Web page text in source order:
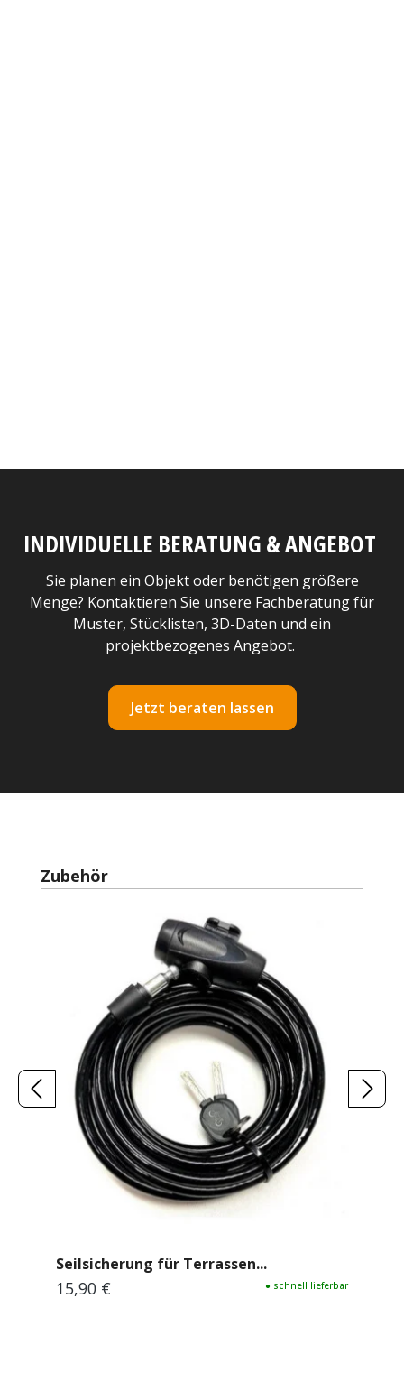
INDIVIDUELLE BERATUNG & ANGEBOT
Sie planen ein Objekt oder benötigen größere
Menge? Kontaktieren Sie unsere Fachberatung für
Muster, Stücklisten, 3D-Daten und ein
projektbezogenes Angebot.
Jetzt beraten lassen
Produktgalerie überspringen
Zubehör
Seilsicherung für Terrassen...
Regulärer Preis:
15,90 € ● schnell lieferbar